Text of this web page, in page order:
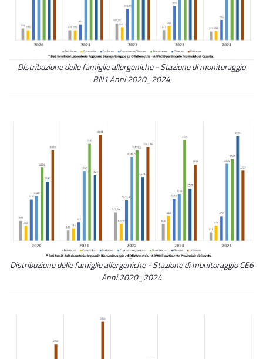
Distribuzione delle famiglie allergeniche - Stazione di monitoraggio
BN1 Anni 2020_2024
Distribuzione delle famiglie allergeniche - Stazione di monitoraggio CE6
Anni 2020_2024